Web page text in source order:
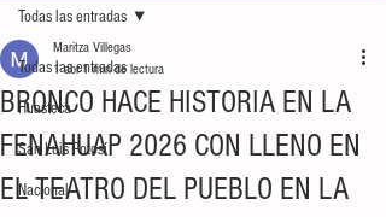
Todas las entradas
Huasteca
San Luis Potosí
Nacional
Todas las entradas
BRONCO HACE HISTORIA EN LA
FENAHUAP 2026 CON LLENO EN
EL TEATRO DEL PUEBLO EN LA
Maritza Villegas
1 abr 1 min de lectura